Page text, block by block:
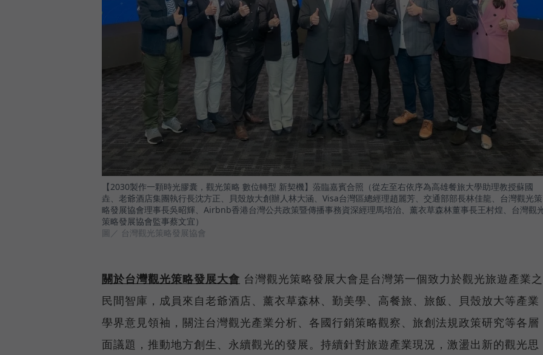
【2030製作一顆時光膠囊，觀光策略 數位轉型 新契機】蒞臨嘉賓合照（從左至右依序為高雄餐旅大學助理教授蘇國
垚、老爺酒店集團執行長沈方正、貝殼放大創辦人林大涵、Visa台灣區總經理趙麗芳、交通部部長林佳龍、台灣觀光策
略發展協會理事長吳昭輝、Airbnb香港台灣公共政策暨傳播事務資深經理馬培治、薰衣草森林董事長王村煌、台灣觀
策略發展協會監事蔡文宜）
圖／ 台灣觀光策略發展協會
關於台灣觀光策略發展大會 台灣觀光策略發展大會是台灣第一個致力於觀光旅遊產業之
民間智庫，成員來自老爺酒店、薰衣草森林、勤美學、高餐旅、旅飯、貝殼放大等產業
學界意見領袖，關注台灣觀光產業分析、各國行銷策略觀察、旅創法規政策研究等各層
面議題，推動地方創生、永續觀光的發展。持續針對旅遊產業現況，激盪出新的觀光思